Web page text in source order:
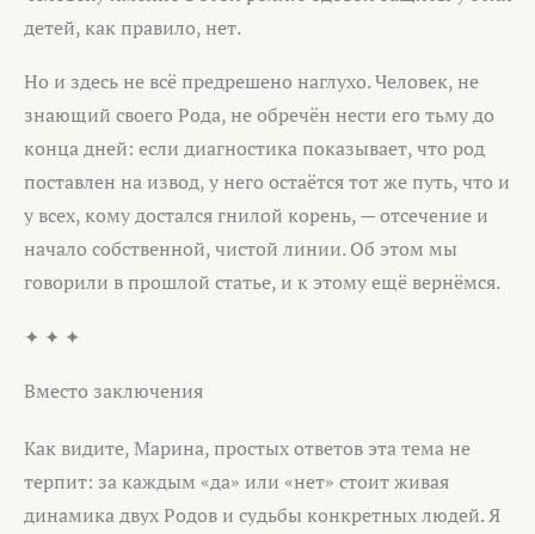
детей, как правило, нет.
Но и здесь не всё предрешено наглухо. Человек, не
знающий своего Рода, не обречён нести его тьму до
конца дней: если диагностика показывает, что род
поставлен на извод, у него остаётся тот же путь, что и
у всех, кому достался гнилой корень, — отсечение и
начало собственной, чистой линии. Об этом мы
говорили в прошлой статье, и к этому ещё вернёмся.
✦ ✦ ✦
Вместо заключения
Как видите, Марина, простых ответов эта тема не
терпит: за каждым «да» или «нет» стоит живая
динамика двух Родов и судьбы конкретных людей. Я